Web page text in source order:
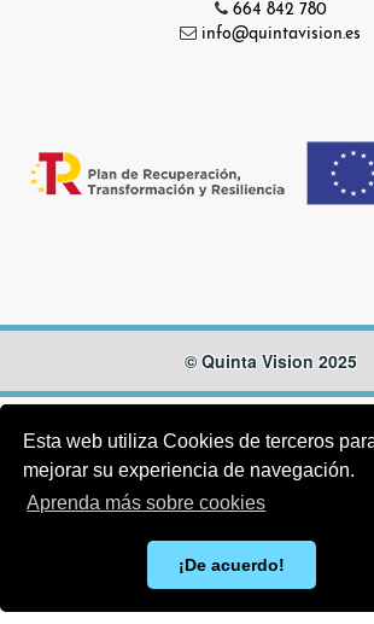
Esta web utiliza Cookies de terceros
mejorar su experiencia de navegación.
Aprenda más sobre cookies
¡De acuerdo!
664 842 780
info@quintavision.es
© Quinta Vision 2025